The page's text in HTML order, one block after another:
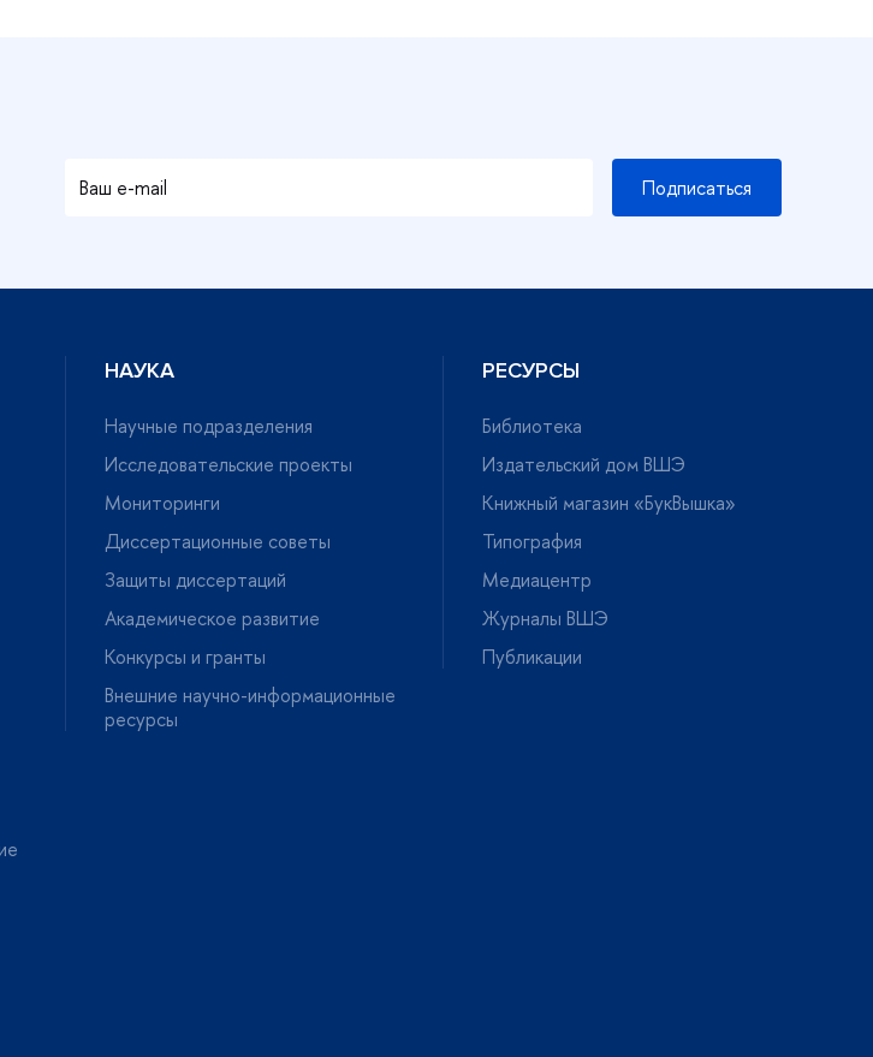
Подписаться
НАУКА
Научные подразделения
Исследовательские проекты
Мониторинги
Диссертационные советы
Защиты диссертаций
Академическое развитие
Конкурсы и гранты
нешние научно-информационные
ресурсы
РЕСУРСЫ
Библиотека
Издательский дом ВШЭ
Книжный магазин «БукВышка»
Типография
Медиацентр
Журналы ВШЭ
Публикации